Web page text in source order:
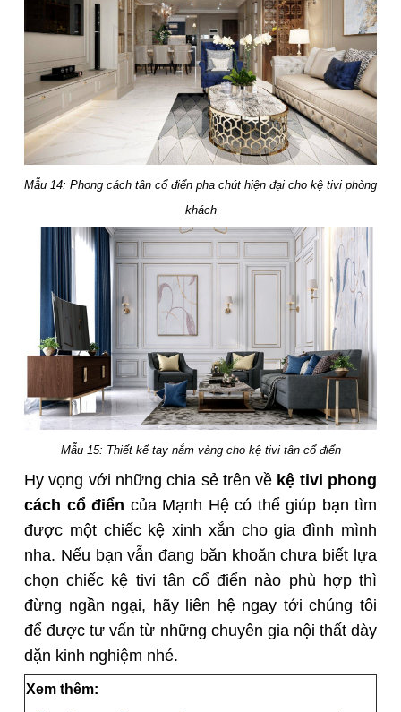
Mẫu 14: Phong cách tân cổ điển pha chút hiện đại cho kệ tivi phòng
khách
Mẫu 15: Thiết kế tay nắm vàng cho kệ tivi tân cổ điển
Hy vọng với những chia sẻ trên về kệ tivi phong
cách cổ điển của Mạnh Hệ có thể giúp bạn tìm
được một chiếc kệ xinh xắn cho gia đình mình
nha. Nếu bạn vẫn đang băn khoăn chưa biết lựa
chọn chiếc kệ tivi tân cổ điển nào phù hợp thì
đừng ngần ngại, hãy liên hệ ngay tới chúng tôi
để được tư vấn từ những chuyên gia nội thất dày
dặn kinh nghiệm nhé.
Xem thêm: